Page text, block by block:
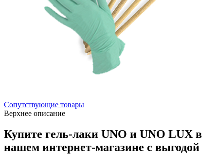
Сопутствующие товары
Верхнее описание
Купите гель-лаки UNO и UNO LUX в
нашем интернет-магазине с выгодой